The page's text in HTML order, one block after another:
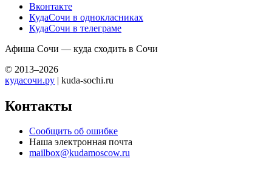
Вконтакте
КудаСочи в однокласниках
КудаСочи в телеграме
Афиша Сочи — куда сходить в Сочи
© 2013–2026
кудасочи.ру | kuda-sochi.ru
Контакты
Сообщить об ошибке
Наша электронная почта
mailbox@kudamoscow.ru